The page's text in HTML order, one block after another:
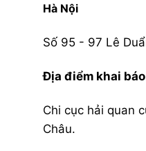
Hà Nội
Số 95 - 97 Lê
Địa điểm khai
Chi cục hải quan
Châu.